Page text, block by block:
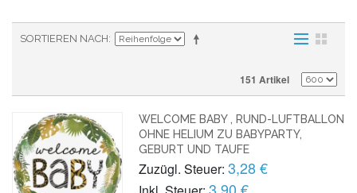
SORTIEREN NACH
151 Artikel
WELCOME BABY , RUND-LUFTBALLON
OHNE HELIUM ZU BABYPARTY,
GEBURT UND TAUFE
Zuzügl. Steuer: 3,28 €